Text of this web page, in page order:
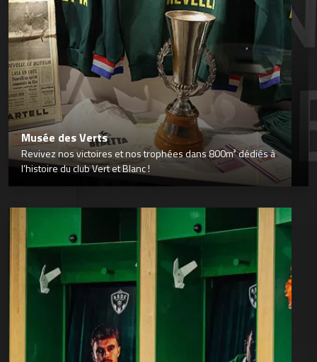
Musée des Verts
Revivez nos victoires et nos trophées dans 800m² dédiés à
l’histoire du club Vert et Blanc !